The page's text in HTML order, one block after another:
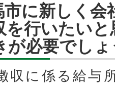
に新しく会
を行いたい
が必要でし
収に係る給与